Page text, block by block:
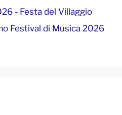
- Festa del Villaggio
Festival di Musica 2026